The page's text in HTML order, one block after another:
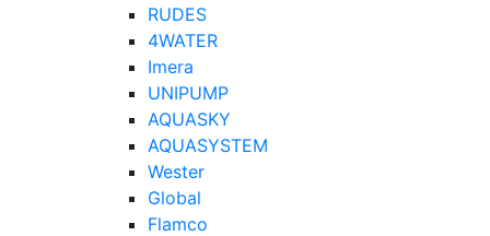
RUDES
4WATER
Imera
UNIPUMP
AQUASKY
AQUASYSTEM
Wester
Global
Flamco